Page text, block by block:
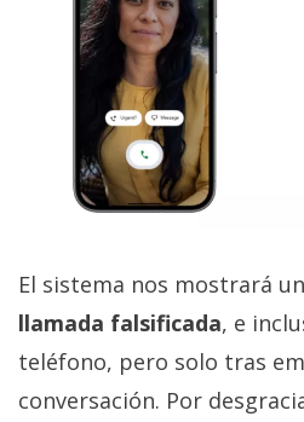
El sistema nos mostrará
llamada falsificada, e
teléfono, pero solo tras
conversación. Por